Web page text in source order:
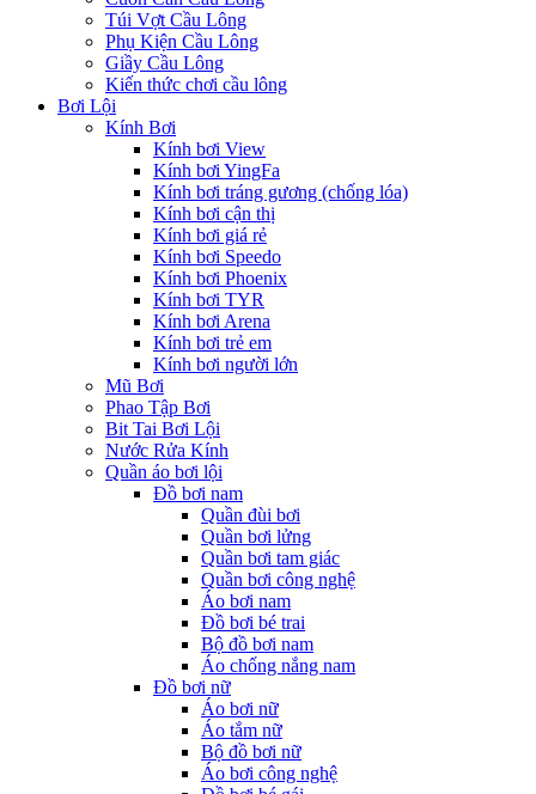
Túi Vợt Cầu Lông
Phụ Kiện Cầu Lông
Giầy Cầu Lông
Kiến thức chơi cầu lông
Bơi Lội
Kính Bơi
Kính bơi View
Kính bơi YingFa
Kính bơi tráng gương (chống lóa)
Kính bơi cận thị
Kính bơi giá rẻ
Kính bơi Speedo
Kính bơi Phoenix
Kính bơi TYR
Kính bơi Arena
Kính bơi trẻ em
Kính bơi người lớn
Mũ Bơi
Phao Tập Bơi
Bit Tai Bơi Lội
Nước Rửa Kính
Quần áo bơi lội
Đồ bơi nam
Quần đùi bơi
Quần bơi lửng
Quần bơi tam giác
Quần bơi công nghệ
Áo bơi nam
Đồ bơi bé trai
Bộ đồ bơi nam
Áo chống nắng nam
Đồ bơi nữ
Áo bơi nữ
Áo tắm nữ
Bộ đồ bơi nữ
Áo bơi công nghệ